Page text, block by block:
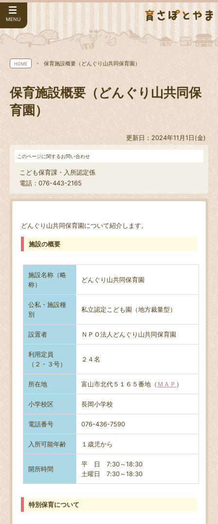
MENU
HOME 保育施設概要（どんぐり山共同保育園）
保育施設概要（どんぐり山共同保
育園）
更新日：2024年11月1日(金)
このページに関するお問い合わせ
こども保育課・入所認定係
電話：076-443-2165
どんぐり山共同保育園について紹介します。
施設の概要
施設名称（略
称）
どんぐり山共同保育園
公私・施設種
別
私立認定こども園（地方裁量型）
設置者 ＮＰＯ法人どんぐり山共同保育園
利用定員
（２・３号）
２４名
所在地 富山市北代５１６５番地（ ＭＡＰ ）
小学校区 長岡小学校
電話番号 076-436-7590
入所可能年齢 １歳児から
開所時間
平 日 7:30～18:30
土曜日7:30～18:30
特別保育について